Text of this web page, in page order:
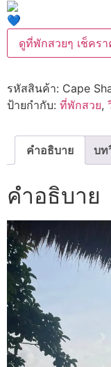
ดูที่พักสวยๆ เช็ครา
รหัสสินค้า: Cape
ป้ายกำกับ: ที่พักสวย,
คำอธิบาย บท
คำอธิบาย